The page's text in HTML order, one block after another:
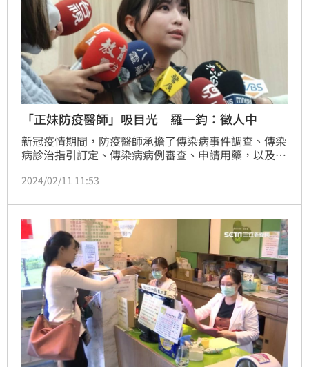
「正妹防疫醫師」吸目光 羅一鈞：徵人中
新冠疫情期間，防疫醫師承擔了傳染病事件調查、傳染
病診治指引訂定、傳染病病例審查、申請用藥，以及政
於臉書上公開徵求3名防疫醫師，盼更多有志之士前來
急特殊傳染病事件影響，防疫結束後，許多防疫醫師選
擇回到臨床，目前疾管署防疫醫師缺額繁多，也歡迎各
科別醫師加入。(記者黃仲丘)
2024/02/11 11:53